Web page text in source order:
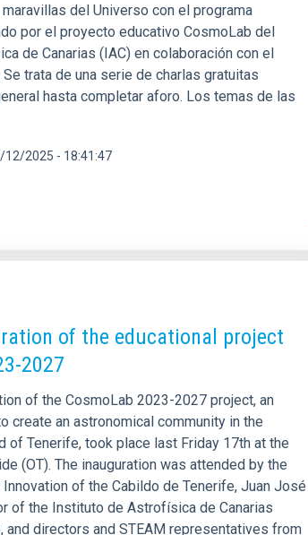
del Universo con el programa
por el proyecto educativo CosmoLab del
de Canarias (IAC) en colaboración con el
trata de una serie de charlas gratuitas
hasta completar aforo. Los temas de las
12/2025 - 18:41:47
of the educational project
2027
of the CosmoLab 2023-2027 project, an
create an astronomical community in the
of Tenerife, took place last Friday 17th at the
(OT). The inauguration was attended by the
of the Cabildo de Tenerife, Juan José
of the Instituto de Astrofísica de Canarias
and directors and STEAM representatives from